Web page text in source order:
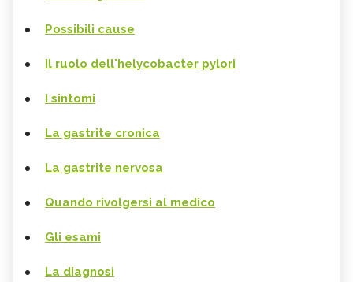
Possibili cause
Il ruolo dell'helycobacter pylori
I sintomi
La gastrite cronica
La gastrite nervosa
Quando rivolgersi al medico
Gli esami
La diagnosi